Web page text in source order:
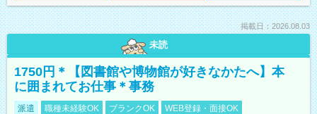
掲載日：2026.08.03
未読
1750円＊【図書館や博物館が好きなかたへ】本
に囲まれてお仕事＊事務
派遣 職種未経験OK ブランクOK WEB登録・面接OK